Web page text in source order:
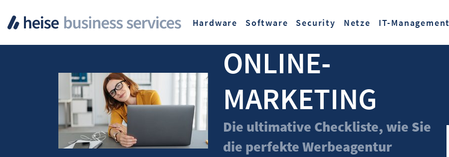
Hardware
Software Security Netze IT-Management
ONLINE-
MARKETING
Die ultimative Checkliste, wie Sie
die perfekte Werbeagentur